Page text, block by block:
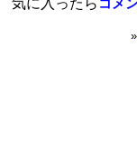
気に入ったら コメ
»